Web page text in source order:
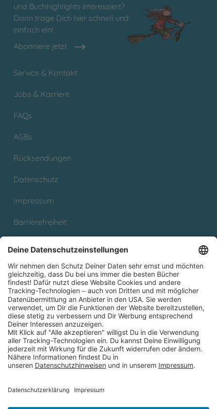
und Buchhighlights interessiert?
Dann trage Dich hier schnell und
einfach ein!
Abonniere jetzt
Service & Kontakt
Jobs & Karriere
FAQs
AGBs
Rücksendungen
Datenschutz
Impressum
Barrierefreiheit
Partnerprogramm (Affiliate)
Folge uns auf
* Versandkostenfrei ab 9,00 € Bestellwert innerhalb
Deutschlands
** Lieferzeit 1-3 Werktage innerhalb Deutschlands
Thienemann-Esslinger Verlag GmbH, Blumenstraße 36, D-70182